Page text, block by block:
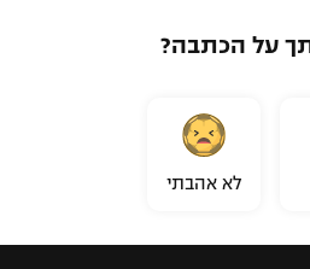
על הכתבה?
לא אהבתי